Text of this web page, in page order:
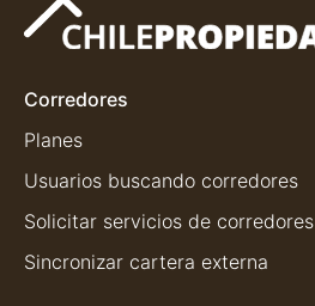
Corredores
Planes
Usuarios buscando corredores
Solicitar servicios de corredores
Sincronizar cartera externa